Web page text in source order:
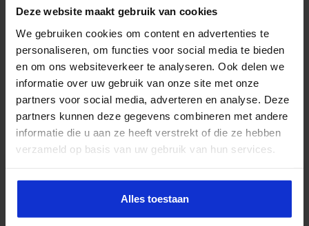
Deze website maakt gebruik van cookies
We gebruiken cookies om content en advertenties te
personaliseren, om functies voor social media te bieden
en om ons websiteverkeer te analyseren. Ook delen we
informatie over uw gebruik van onze site met onze
partners voor social media, adverteren en analyse. Deze
partners kunnen deze gegevens combineren met andere
informatie die u aan ze heeft verstrekt of die ze hebben
verzameld op basis van uw gebruik van hun services.
Alles toestaan
☀️*Zomeractie
Schrijf je je in vóór 31 augustus 2026? Dan ontvang je rond de eerste
lesdag een VVV-bon ter waarde van €50,-. Mocht je je inschrijving
annuleren of wordt de cursus om welke reden dan ook geannuleerd,
dan komt deze actie te vervallen.
Vind je dit ook interessant?